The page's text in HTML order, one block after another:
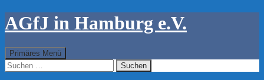
AGfJ in Hamburg e.V.
Suchen
Primäres Menü
Inhalt
springen
Suchen
nach: